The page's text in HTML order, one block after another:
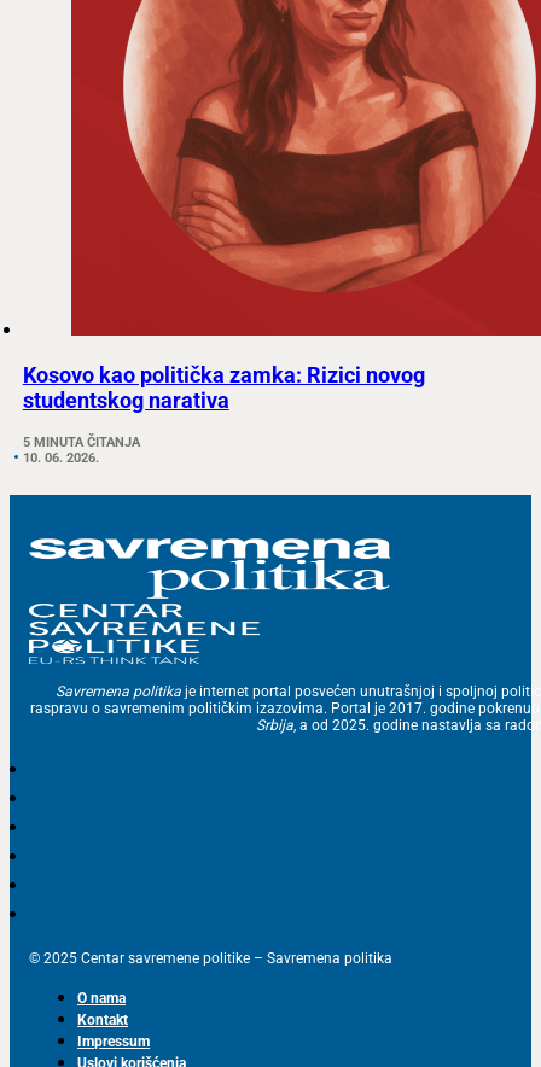
Kosovo kao politička zamka: Rizici novog
studentskog narativa
5 MINUTA ČITANJA
10. 06. 2026.
Savremena politika je internet portal posvećen unutrašnjoj i spoljnoj
raspravu o savremenim političkim izazovima. Portal je 2017. godine
Srbija, a od 2025. godine nastavlja sa
© 2025 Centar savremene politike – Savremena politika
O nama
Kontakt
Impressum
Uslovi korišćenja